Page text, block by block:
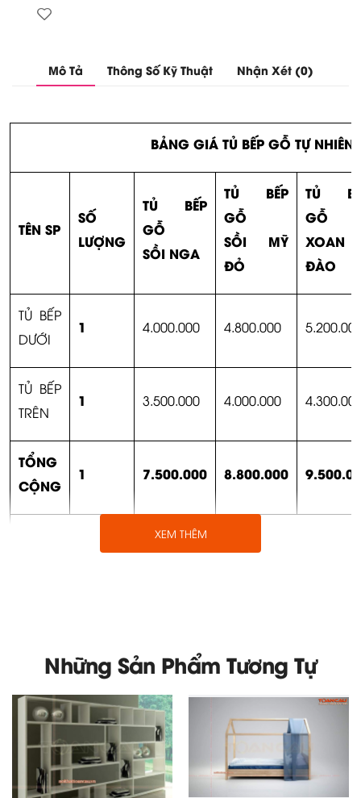
Mô Tả Thông Số Kỹ Thuật Nhận Xét (0)
BẢNG GIÁ TỦ BẾP GỖ TỰ
TÊN SP
SỐ
LƯỢNG
TỦ BẾP
GỖ
SỒI NGA
TỦ BẾP
GỖ
SỒI MỸ
ĐỎ
TỦ
GỖ
XOAN
ĐÀO
TỦ BẾP
DƯỚI
1 4.000.000 4.800.000
TỦ BẾP
TRÊN
1 3.500.000 4.000.000
TỔNG
CỘNG
1 7.500.000 8.800.000
BẢNG GIÁ TỦ BẾP GỖ CÔNG
BỆT
ẨM
TỦ BẾP
DƯỚI
1 3.800.000 3.800.000
XEM THÊM
Những Sản Phẩm Tương Tự